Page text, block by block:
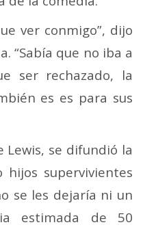
ver conmigo”, dijo
“Sabía que no iba a
ser rechazado, la
es es para sus
Lewis, se difundió la
hijos supervivientes
se les dejaría ni un
estimada de 50